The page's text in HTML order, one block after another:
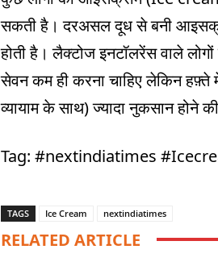
सकती है। दरअसल दूध से बनी
होती है। लैक्टोज इनटॉलरेंस वाले
सेवन कम ही करना चाहिए लेकिन
व्यायाम के साथ) ज्यादा नुकसान होने
Tag: #nextindiatimes
TAGS Ice Cream nextindiatimes
RELATED ARTICLE